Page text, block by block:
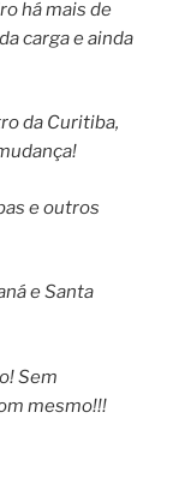
há mais de
carga e ainda
da Curitiba,
e outros
e Santa
Sem
mesmo!!!